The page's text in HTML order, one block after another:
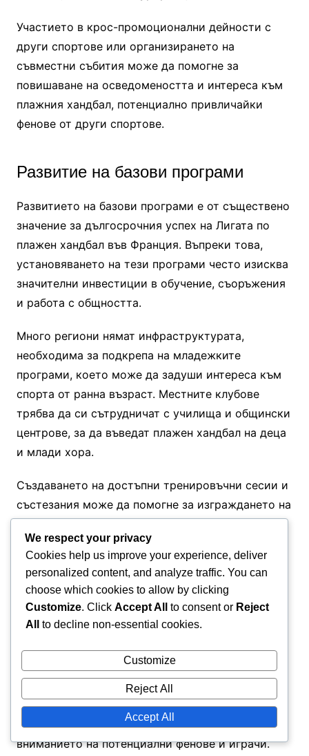
Участието в крос-промоционални дейности с
други спортове или организирането на
съвместни събития може да помогне за
повишаване на осведомеността и интереса към
плажния хандбал, потенциално привличайки
фенове от други спортове.
Развитие на базови програми
Развитието на базови програми е от съществено
значение за дългосрочния успех на Лигата по
плажен хандбал във Франция. Въпреки това,
установяването на тези програми често изисква
значителни инвестиции в обучение, съоръжения
и работа с общността.
Много региони нямат инфраструктурата,
необходима за подкрепа на младежките
програми, което може да задуши интереса към
спорта от ранна възраст. Местните клубове
трябва да си сътрудничат с училища и общински
центрове, за да въведат плажен хандбал на деца
и млади хора.
Създаването на достъпни тренировъчни сесии и
състезания може да помогне за изграждането на
силна основа за бъдещи таланти в лигата.
Предизвикателства в
популяризирането на спорта
Эфективното популяризиране на плажния
хандбал остава предизвикателство поради
относително ниския му профил във Франция.
Лигата трябва да разработи иновативни
маркетингови стратегии, за да привлече
вниманието на потенциални фенове и играчи.
We respect your privacy
Cookies help us improve your experience, deliver
personalized content, and analyze traffic. You can
choose which cookies to allow by clicking
Customize. Click Accept All to consent or Reject
All
to decline non-essential cookies.
Customize
Reject All
Accept All